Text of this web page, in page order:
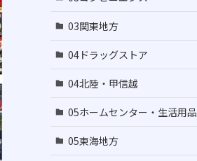
03関東地方
04ドラッグストア
04北陸・甲信越
05ホームセンター・生活用品
05東海地方